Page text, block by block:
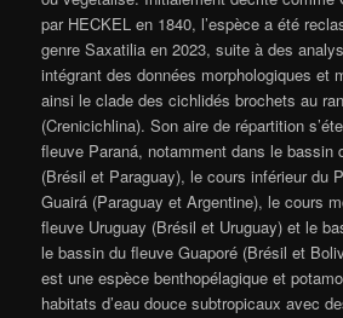
par HECKEL en 1840, l’espèce a été
genre Saxatilia en 2023, suite à des
intégrant des données morphologiques et
ainsi le clade des cichlidés brochets au
(Crenicichlina). Son aire de répartition
fleuve Paraná, notamment dans le bassin
(Brésil et Paraguay), le cours inférieur du
Guairá (Paraguay et Argentine), le cours
fleuve Uruguay (Brésil et Uruguay) et le
le bassin du fleuve Guaporé (Brésil et
est une espèce benthopélagique et
habitats d’eau douce subtropicaux avec